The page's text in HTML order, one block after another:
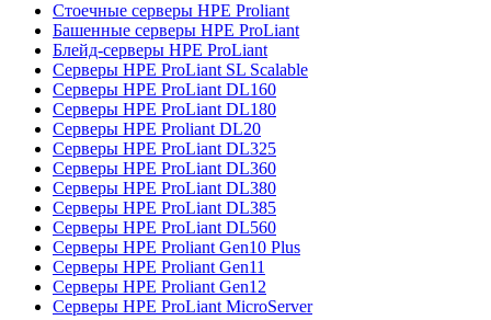
Стоечные серверы HPE Proliant
Башенные серверы HPE ProLiant
Блейд-серверы HPE ProLiant
Серверы HPE ProLiant SL Scalable
Серверы HPE ProLiant DL160
Серверы HPE ProLiant DL180
Серверы HPE Proliant DL20
Серверы HPE ProLiant DL325
Серверы HPE ProLiant DL360
Серверы HPE ProLiant DL380
Серверы HPE ProLiant DL385
Серверы HPE ProLiant DL560
Серверы HPE Proliant Gen10 Plus
Серверы HPE Proliant Gen11
Серверы HPE Proliant Gen12
Серверы HPE ProLiant MicroServer